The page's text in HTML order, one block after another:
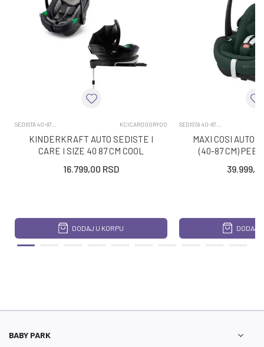
SEDISTA 40-87CM KCICAR00GRY00
KINDERKRAFT AUTO SEDISTE I
CARE I SIZE 40 87 CM COOL
16.799,00 RSD
DODAJ U KORPU
SEDISTA 40-87CM
MAXI COSI AUTO
(40-87 CM)
DODAJ
BABY PARK